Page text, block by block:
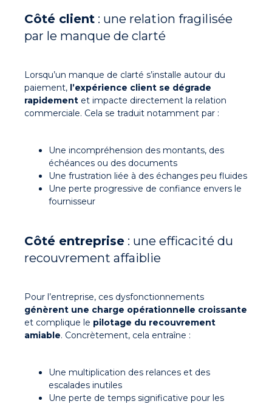
Côté client : une relation fragilisée
par le manque de clarté
Lorsqu’un manque de clarté s’installe autour du
paiement, l’expérience client se dégrade
rapidement et impacte directement la relation
commerciale. Cela se traduit notamment par :
Une incompréhension des montants, des
échéances ou des documents
Une frustration liée à des échanges peu fluides
Une perte progressive de confiance envers le
fournisseur
Côté entreprise : une efficacité du
recouvrement affaiblie
Pour l’entreprise, ces dysfonctionnements
génèrent une charge opérationnelle croissante
et complique le pilotage du recouvrement
amiable. Concrètement, cela entraîne :
Une multiplication des relances et des
escalades inutiles
Une perte de temps significative pour les